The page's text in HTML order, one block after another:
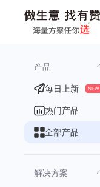
产品
每日上新 NEW
热门产品
全部产品
解决方案